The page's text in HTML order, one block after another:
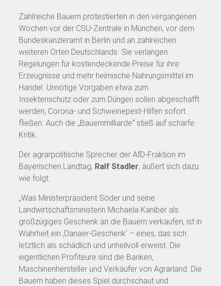
Zahlreiche Bauern protestierten in den vergangenen
Wochen vor der CSU-Zentrale in München, vor dem
Bundeskanzleramt in Berlin und an zahlreichen
weiteren Orten Deutschlands. Sie verlangen
Regelungen für kostendeckende Preise für ihre
Erzeugnisse und mehr heimische Nahrungsmittel im
Handel. Unnötige Vorgaben etwa zum
Insektenschutz oder zum Düngen sollen abgeschafft
werden, Corona- und Schweinepest-Hilfen sofort
fließen. Auch die „Bauernmilliarde“ stieß auf scharfe
Kritik.
Der agrarpolitische Sprecher der AfD-Fraktion im
Bayerischen Landtag, Ralf Stadler, äußert sich dazu
wie folgt:
„Was Ministerpräsident Söder und seine
Landwirtschaftsministerin Michaela Kaniber als
großzügiges Geschenk an die Bauern verkaufen, ist in
Wahrheit ein ‚Danaer-Geschenk‘ – eines, das sich
letztlich als schädlich und unheilvoll erweist. Die
eigentlichen Profiteure sind die Banken,
Maschinenhersteller und Verkäufer von Agrarland. Die
Bauern haben dieses Spiel durchschaut und